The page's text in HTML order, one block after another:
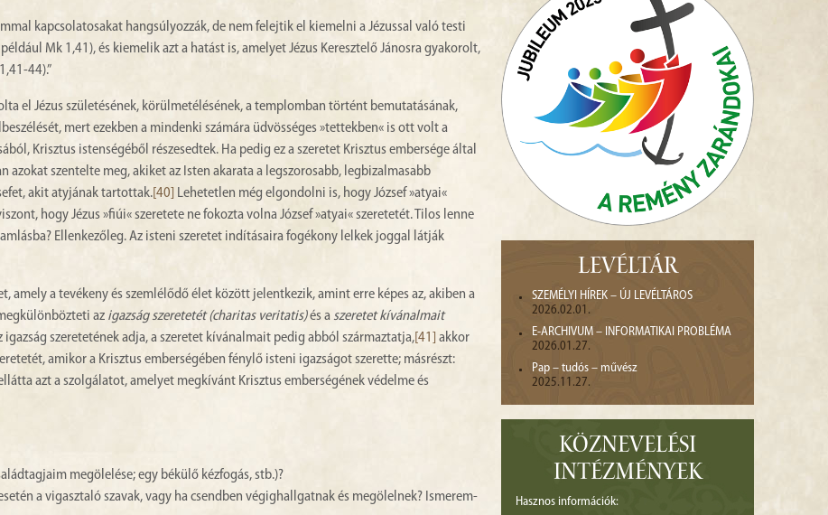
kapcsolatosakat hangsúlyozzák, de nem felejtik el kiemelni a Jézussal való testi
Mk 1,41), és kiemelik azt a hatást is, amelyet Jézus Keresztelő Jánosra gyakorolt,
44).”
el Jézus születésének, körülmetélésének, a templomban történt bemutatásának,
mert ezekben a mindenki számára üdvösséges »tettekben« is ott volt a
Krisztus istenségéből részesedtek. Ha pedig ez a szeretet Krisztus embersége által
szentelte meg, akiket az Isten akarata a legszorosabb, legbizalmasabb
akit atyjának tartottak. [40]
Lehetetlen még elgondolni is, hogy József »atyai«
hogy Jézus »fiúi« szeretete ne fokozta volna József »atyai« szeretetét. Tilos lenne
Ellenkezőleg. Az isteni szeretet indításaira fogékony lelkek joggal látják
amely a tevékeny és szemlélődő élet között jelentkezik, amint erre képes az, akiben a
az igazság szeretetét (charitas veritatis)és aszeretet kívánalmait
szeretetének adja, a szeretet kívánalmait pedig abból származtatja, [41]
akkor
amikor a Krisztus emberségében fénylő isteni igazságot szerette; másrészt:
azt a szolgálatot, amelyet megkívánt Krisztus emberségének védelme és
megölelése; egy békülő kézfogás, stb.)?
a vigasztaló szavak, vagy ha csendben végighallgatnak és megölelnek? Ismerem-
LEVÉLTÁR
SZEMÉLYI HÍREK – ÚJ LEVÉLTÁROS
2026.02.01.
E-ARCHIVUM – INFORMATIKAI PROBLÉMA
2026.01.27.
Pap – tudós – művész
2025.11.27.
KÖZNEVELÉSI
INTÉZMÉNYEK
Hasznos információk: